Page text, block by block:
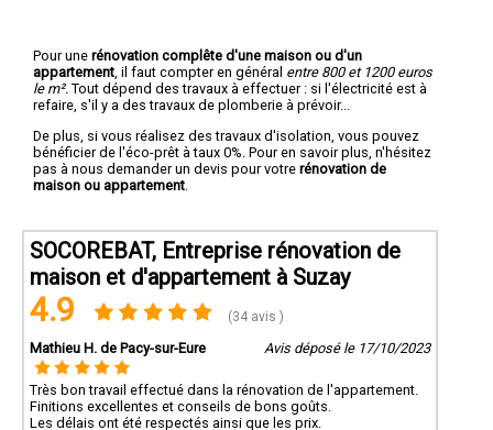
Pour une rénovation complête d'une maison ou d'un
appartement , il faut compter en général entre 800 et 1200 euros
le m². Tout dépend des travaux à effectuer : si l'électricité est à
refaire, s'il y a des travaux de plomberie à prévoir...
De plus, si vous réalisez des travaux d'isolation, vous pouvez
bénéficier de l'éco-prêt à taux 0%. Pour en savoir plus, n'hésitez
pas à nous demander un devis pour votre rénovation de
maison ou appartement
SOCOREBAT, Entreprise rénovation de
maison et d'appartement à Suzay
4.9 (34 avis )
Mathieu H. de Pacy-sur-Eure Avis déposé le 17/10/2023
Très bon travail effectué dans la rénovation de l'appartement.
Finitions excellentes et conseils de bons goûts.
Les délais ont été respectés ainsi que les prix.